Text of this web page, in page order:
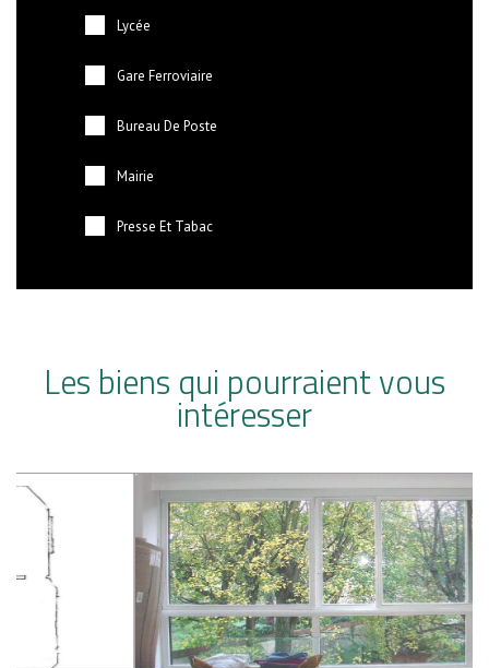
Lycée
Gare Ferroviaire
Bureau De Poste
Mairie
Presse Et Tabac
Les biens qui pourraient vous
intéresser